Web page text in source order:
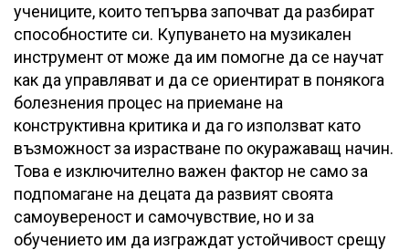
учениците, които тепърва започват да разбират
способностите си. Купуването на музикален
инструмент от може да им помогне да се научат
как да управляват и да се ориентират в понякога
болезнения процес на приемане на
конструктивна критика и да го използват като
възможност за израстване по окуражаващ начин.
Това е изключително важен фактор не само за
подпомагане на децата да развият своята
самоувереност и самочувствие, но и за
обучението им да изграждат устойчивост срещу